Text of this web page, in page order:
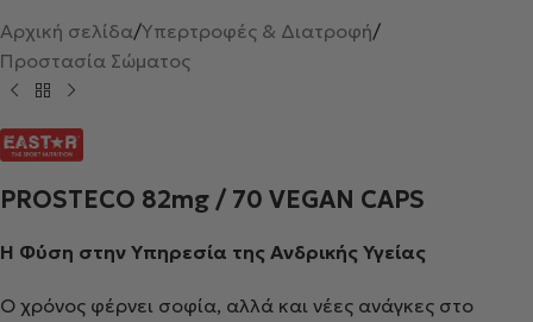
Αρχική σελίδα/Υπερτροφές & Διατροφή/
Προστασία Σώματος
PROSTECO 82mg / 70 VEGAN CAPS
Η Φύση στην Υπηρεσία της Ανδρικής Υγείας
Ο χρόνος φέρνει σοφία, αλλά και νέες ανάγκες στο